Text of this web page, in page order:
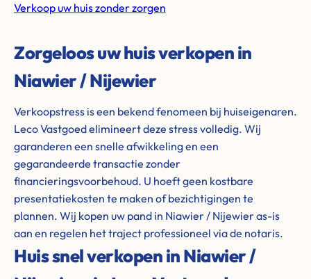
Verkoop uw huis zonder zorgen
Zorgeloos uw huis verkopen in
Niawier / Nijewier
Verkoopstress is een bekend fenomeen bij huiseigenaren.
Leco Vastgoed elimineert deze stress volledig. Wij
garanderen een snelle afwikkeling en een
gegarandeerde transactie zonder
financieringsvoorbehoud. U hoeft geen kostbare
presentatiekosten te maken of bezichtigingen te
plannen. Wij kopen uw pand in Niawier / Nijewier as-is
aan en regelen het traject professioneel via de notaris.
Huis snel verkopen in Niawier /